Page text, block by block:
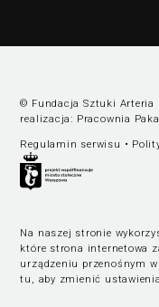
© Fundacja Sztuki Arteria
realizacja: Pracownia
Regulamin serwisu •
Na naszej stronie
które strona internetowa
urządzeniu przenośnym
tu, aby zmienić